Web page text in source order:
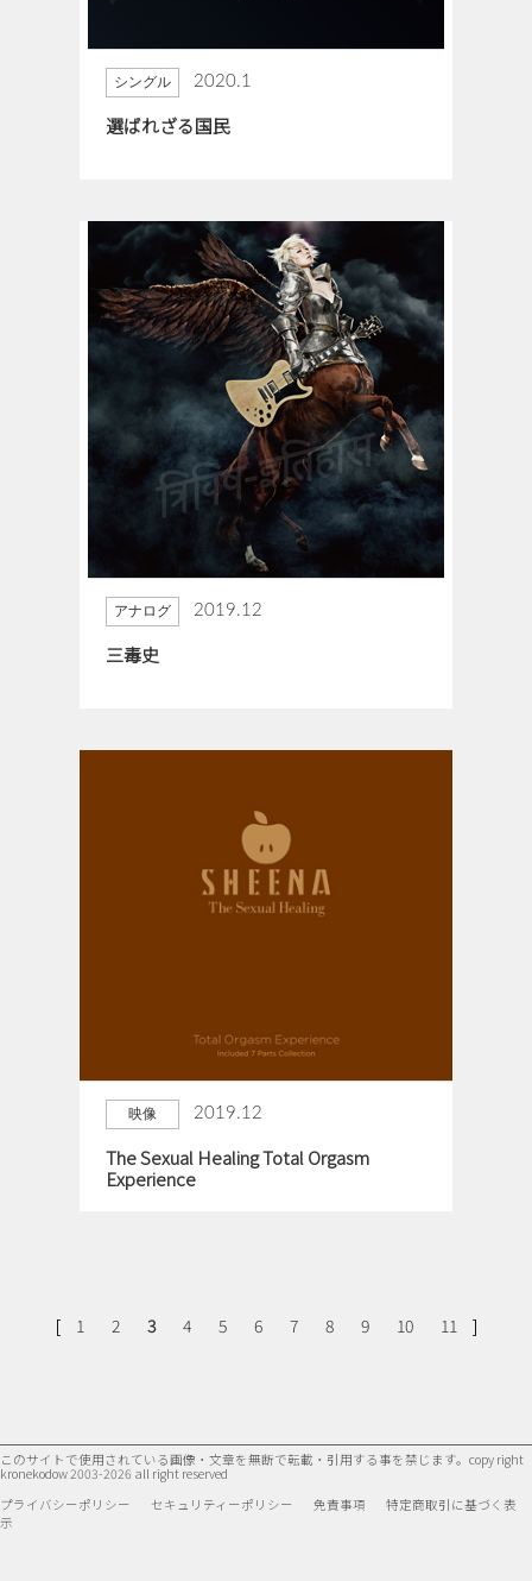
シングル 2020.1
選ばれざる国民
アナログ 2019.12
三毒史
映像 2019.12
The Sexual Healing Total Orgasm
Experience
[ 1 2 3 4 5 6 7 8 9 10 11 ]
このサイトで使用されている画像・文章を無断で転載・引用する事を禁じます。 copy right
kronekodow 2003-2026 all right reserved
プライバシーポリシー
セキュリティーポリシー 免責事項
特定商取引に基づく表
示